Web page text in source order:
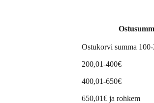
Ostukorvi summa
200,01-400€
400,01-650€
650,01€ ja rohkem